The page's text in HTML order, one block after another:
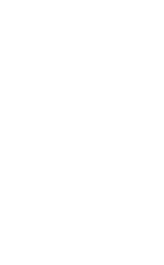
pratique, le
prorata à
chèque remis
effectué avant
II)
l’impôt